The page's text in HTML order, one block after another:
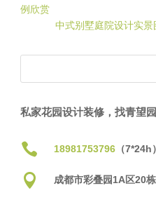
例欣赏
中式别墅庭院设计实
私家花园设计装修，找青望园
 18981753796（7*24h）
 成都市彩叠园1A区20